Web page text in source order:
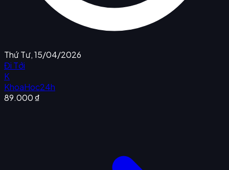
Thứ Tư, 15/04/2026
Đi Tới
K
KhoaHoc24h
89.000 ₫